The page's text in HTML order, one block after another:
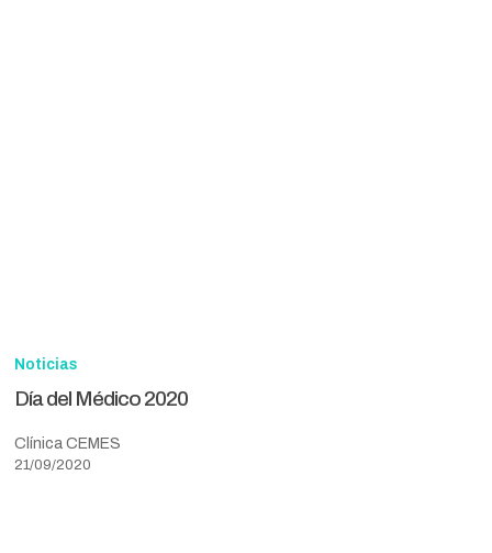
del
Noticias
Día del Médico 2020
Clínica CEMES
21/09/2020